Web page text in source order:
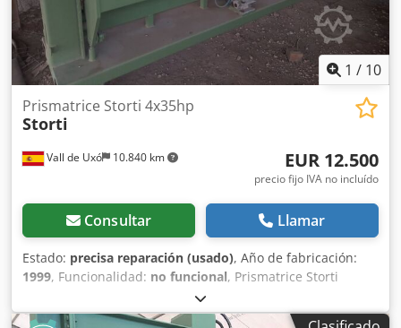
1 / 10
Vall de Uxó 10.840 km
Prismatrice Storti 4x35hp
Storti
EUR 12.500
precio fijo IVA no incluído
Consultar Llamar
Estado: precisa reparación (usado), Año de fabricación:
1999, Funcionalidad: no funcional, Prismatrice Storti
4x35hp Entrada de rodillos Salida Cedpslxqk Refx Ab Toha
Casa de comandos Maquinaria para restaurar